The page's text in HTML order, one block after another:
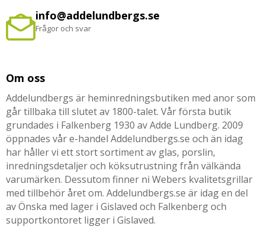
info@addelundbergs.se
Frågor och svar
Om oss
Addelundbergs är heminredningsbutiken med anor som
går tillbaka till slutet av 1800-talet. Vår första butik
grundades i Falkenberg 1930 av Adde Lundberg. 2009
öppnades vår e-handel Addelundbergs.se och än idag
har håller vi ett stort sortiment av glas, porslin,
inredningsdetaljer och köksutrustning från välkända
varumärken. Dessutom finner ni Webers kvalitetsgrillar
med tillbehör året om. Addelundbergs.se är idag en del
av Önska med lager i Gislaved och Falkenberg och
supportkontoret ligger i Gislaved.